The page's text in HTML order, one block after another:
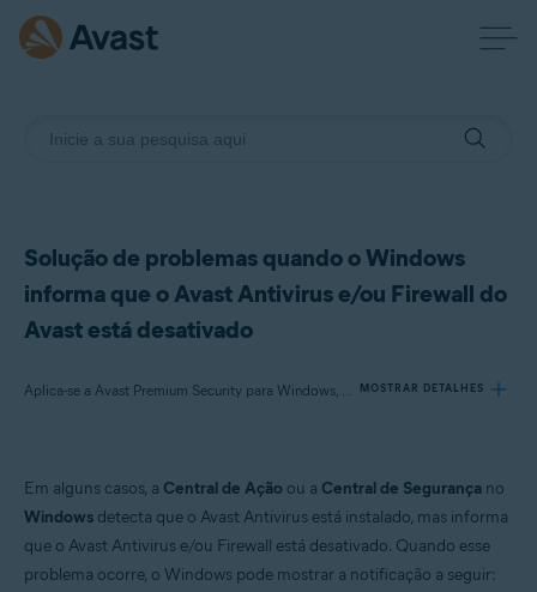
Solução de problemas quando o Windows
informa que o Avast Antivirus e/ou Firewall do
Avast está desativado
Aplica-se a Avast Premium Security para Windows, Avast Free Antivirus para Windows MOSTRAR DETALHES
Produtos:
Avast Premium Security 22.x para Windows
Sistemas operacionais:
Em alguns casos, a Central de Ação ou a Central de Segurança no
Windows detecta que o Avast Antivirus está instalado, mas informa
que o Avast Antivirus e/ou Firewall está desativado. Quando esse
problema ocorre, o Windows pode mostrar a notificação a seguir: